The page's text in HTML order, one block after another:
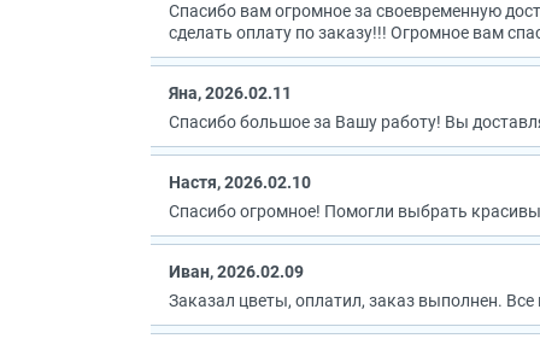
Спасибо вам огромное за своевременную
сделать оплату по заказу!!! Огромное вам
Яна, 2026.02.11
Спасибо большое за Вашу работу! Вы
Настя, 2026.02.10
Спасибо огромное! Помогли выбрать
Иван, 2026.02.09
Заказал цветы, оплатил, заказ выполнен.